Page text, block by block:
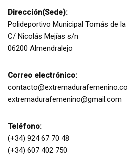
Dirección(Sede):
Polideportivo Municipal Tomás de
C/ Nicolás Mejías s/n
06200 Almendralejo
Correo electrónico:
extremadurafemenino@gmail.com
Teléfono:
(+34) 924 67 70 48
(+34) 607 402 750